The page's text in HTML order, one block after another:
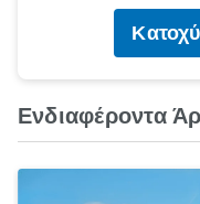
Ενδιαφέροντα